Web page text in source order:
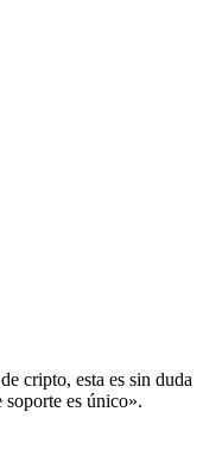
cripto, esta es sin duda
es único».